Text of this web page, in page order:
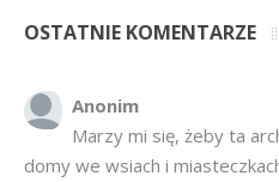
Marzy mi się, żeby ta
domy we wsiach i
były zadbane z szacunkiem